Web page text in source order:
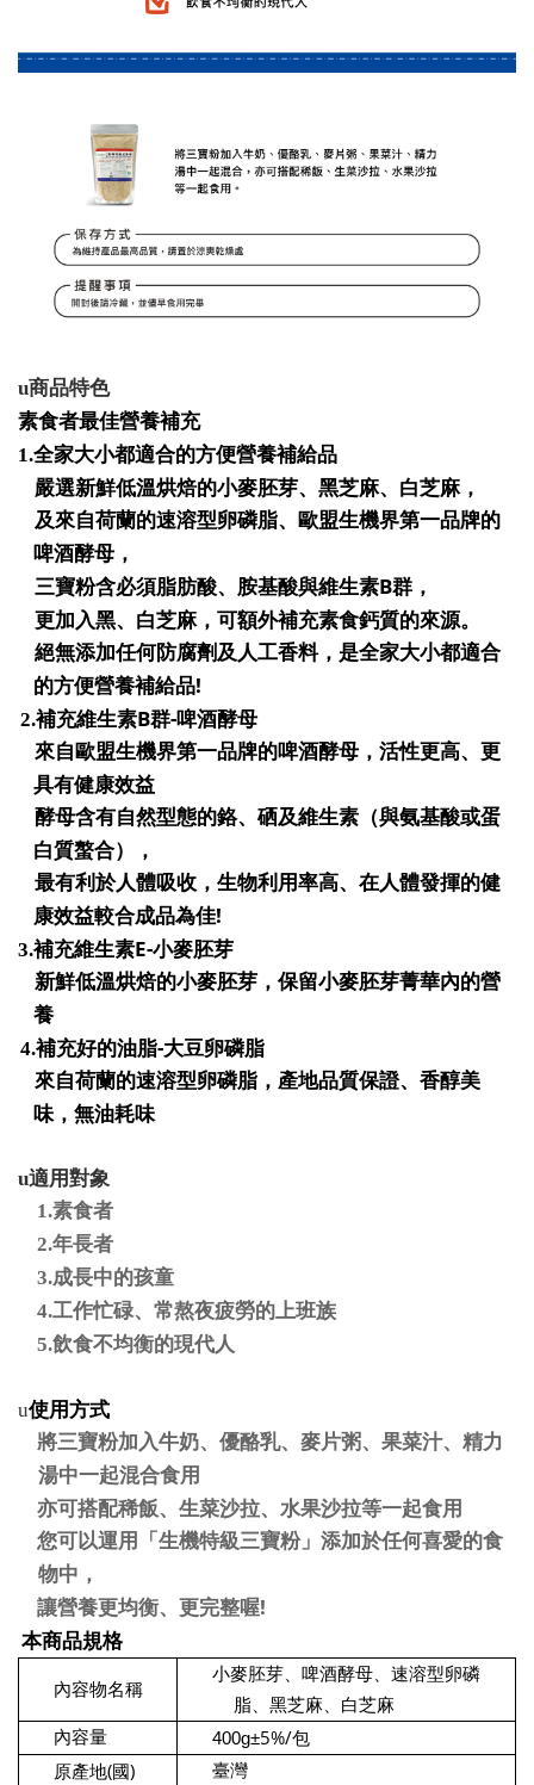
u商品特色
素食者最佳營養補充
1.全家大小都適合的方便營養補給品
嚴選新鮮低溫烘焙的小麥胚芽、黑芝麻、白芝麻，
及來自荷蘭的速溶型卵磷脂、歐盟生機界第一品牌的
啤酒酵母，
三寶粉含必須脂肪酸、胺基酸與維生素B群，
更加入黑、白芝麻，可額外補充素食鈣質的來源。
絕無添加任何防腐劑及人工香料，是全家大小都適合
的方便營養補給品!
2.補充維生素B群-啤酒酵母
來自歐盟生機界第一品牌的啤酒酵母，活性更高、更
具有健康效益
酵母含有自然型態的鉻、硒及維生素（與氨基酸或蛋
白質螯合），
最有利於人體吸收，生物利用率高、在人體發揮的健
康效益較合成品為佳!
3.補充維生素E-小麥胚芽
新鮮低溫烘焙的小麥胚芽，保留小麥胚芽菁華內的營
養
4.補充好的油脂-大豆卵磷脂
來自荷蘭的速溶型卵磷脂，產地品質保證、香醇美
味，無油耗味
u適用對象
1.素食者
2.年長者
3.成長中的孩童
4.工作忙碌、常熬夜疲勞的上班族
5.飲食不均衡的現代人
u使用方式
將三寶粉加入牛奶、優酪乳、麥片粥、果菜汁、精力
湯中一起混合食用
亦可搭配稀飯、生菜沙拉、水果沙拉等一起食用
您可以運用「生機特級三寶粉」添加於任何喜愛的食
物中，
讓營養更均衡、更完整喔!
本商品規格
內容物名稱
小麥胚芽、啤酒酵母、速溶型卵磷
脂、黑芝麻、白芝麻
內容量
400g±5%/包
原產地(國)
臺灣